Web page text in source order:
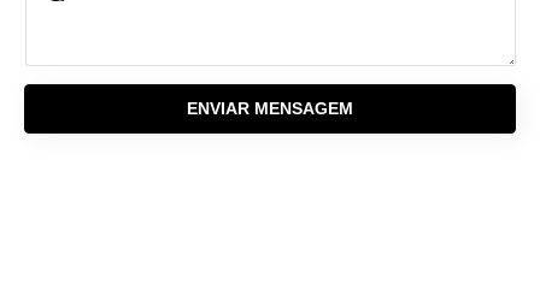
ENVIAR MENSAGEM